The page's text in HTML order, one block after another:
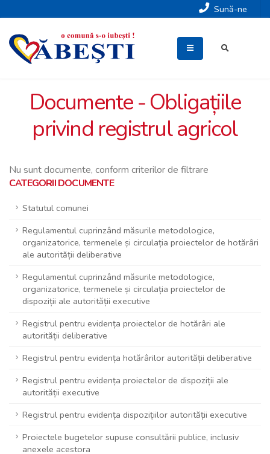
Sună-ne
Documente - Obligațiile
privind registrul agricol
Nu sunt documente, conform criterilor de filtrare
CATEGORII DOCUMENTE
Statutul comunei
Regulamentul cuprinzând măsurile metodologice,
organizatorice, termenele și circulația proiectelor de hotărâri
ale autorității deliberative
Regulamentul cuprinzând măsurile metodologice,
organizatorice, termenele și circulația proiectelor de
dispoziții ale autorității executive
Registrul pentru evidența proiectelor de hotărâri ale
autorității deliberative
Registrul pentru evidența hotărârilor autorității deliberative
Registrul pentru evidența proiectelor de dispoziții ale
autorității executive
Registrul pentru evidența dispozițiilor autorității executive
Proiectele bugetelor supuse consultării publice, inclusiv
anexele acestora